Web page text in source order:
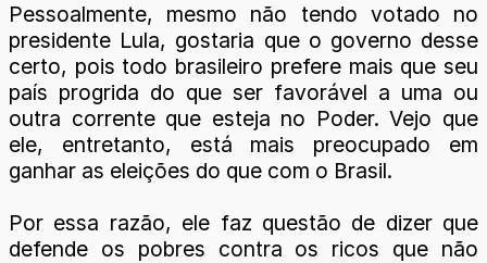
Pessoalmente, mesmo não tendo votado no
presidente Lula, gostaria que o governo desse
certo, pois todo brasileiro prefere mais que seu
país progrida do que ser favorável a uma ou
outra corrente que esteja no Poder. Vejo que
ele, entretanto, está mais preocupado em
ganhar as eleições do que com o Brasil.
Por essa razão, ele faz questão de dizer que
defende os pobres contra os ricos que não